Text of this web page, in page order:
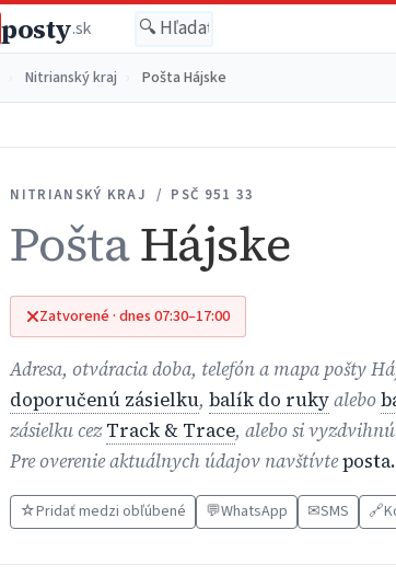
posty.sk
Nitrianský kraj Pošta Hájske
NITRIANSKÝ KRAJ / PSČ 951 33
PoštaHájske
Zatvorené · dnes 07:30–17:00
Adresa, otváracia doba, telefón a mapa pošty
doporučenú zásielku,balík do rukyalebo
zásielku cezTrack & Trace, alebo si
Pre overenie aktuálnych údajov navštívte
☆Pridať medzi obľúbené 💬WhatsApp ✉SMS 🔗